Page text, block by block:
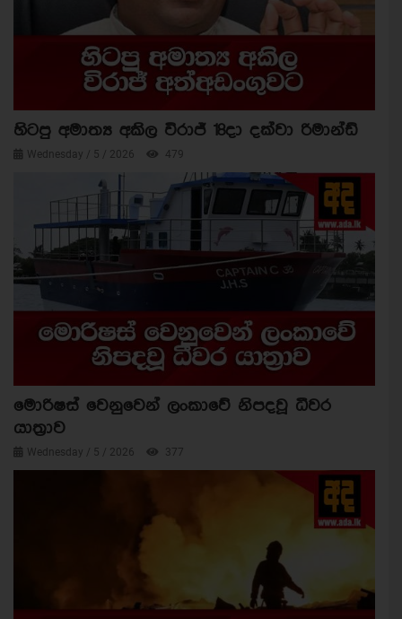
හිටපු අමාත්‍ය අකිල විරාජ් 18දා දක්වා රිමාන්ඩ්
Wednesday / 5 / 2026 479
මොරිෂස් වෙනුවෙන් ලංකාවේ නිපදවූ ධීවර
යාත්‍රාව
Wednesday / 5 / 2026 377